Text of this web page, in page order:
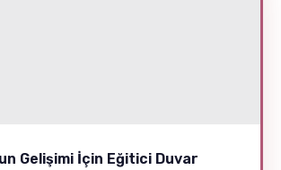
Gelişimi İçin Eğitici Duvar